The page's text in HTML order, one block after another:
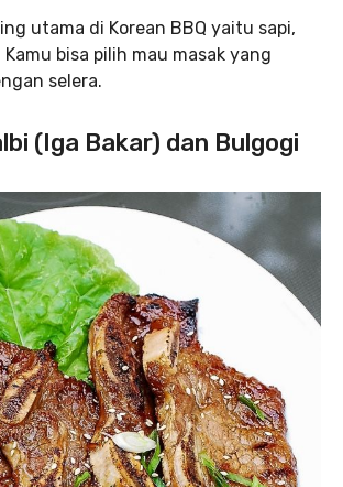
utama di Korean BBQ yaitu sapi,
Kamu bisa pilih mau masak yang
selera.
(Iga Bakar) dan Bulgogi